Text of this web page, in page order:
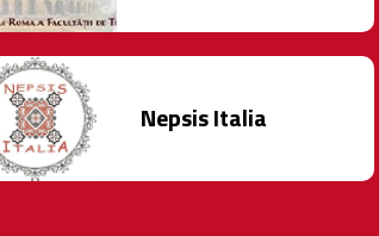
Nepsis Italia